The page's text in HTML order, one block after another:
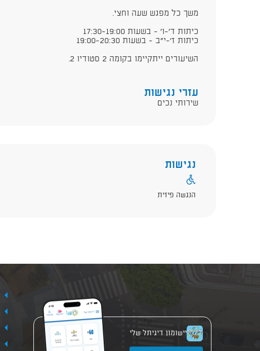
משך כל מפגש שעה וחצי.
כיתות ד'-ו' - בשעות 17:30-19:00
כיתות ז'-י"ב - בשעות 19:00-20:30
השיעורים ייתקיימו בקומה 2 סטודיו 2.
עזרי נגישות
שירותי נכים
נגישות
הנגשה פיזית
יישומון דיגיתל שלי